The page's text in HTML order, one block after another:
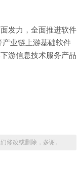
发力，全面推进软件
业链上游基础软件
游信息技术服务产品
修改或删除，多谢。